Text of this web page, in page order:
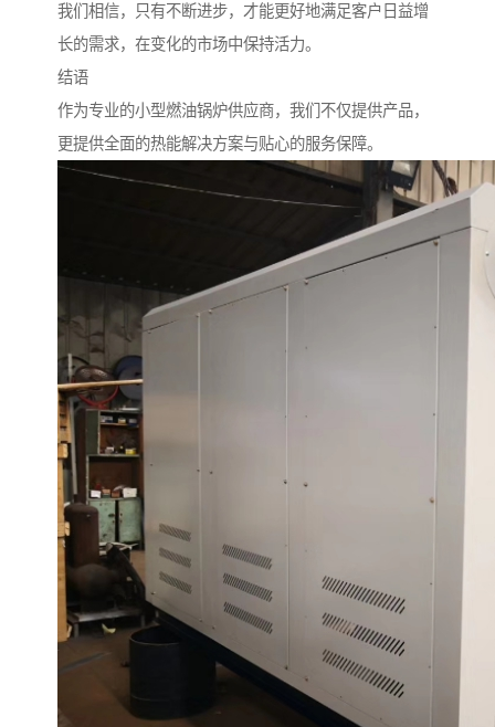
我们相信，只有不断进步，才能更好地满足客户日益增
长的需求，在变化的市场中保持活力。
结语
作为专业的小型燃油锅炉供应商，我们不仅提供产品，
更提供全面的热能解决方案与贴心的服务保障。